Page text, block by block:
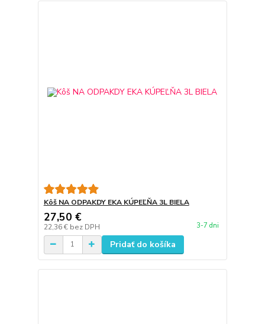
Kôš NA ODPAKDY EKA KÚPEĽŇA 3L BIELA
27,50 €
22,36 € bez DPH 3-7 dni
Pridať do košíka